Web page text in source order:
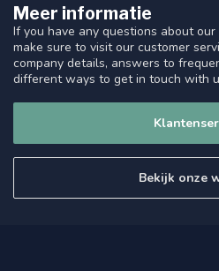
Meer informatie
If you have any questions about
make sure to visit our customer
company details, answers to
different ways to get in touch with
Bekijk onze